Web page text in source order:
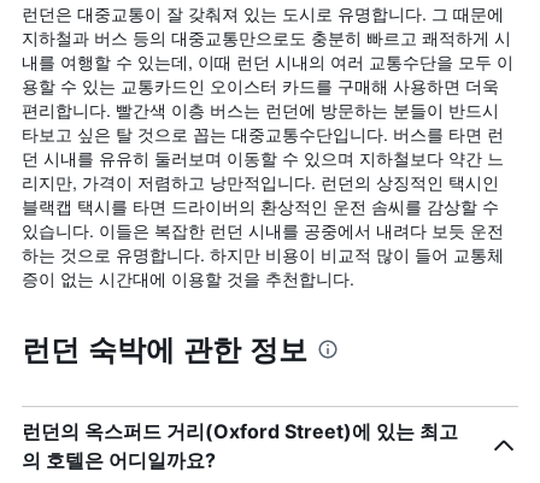
런던은 대중교통이 잘 갖춰져 있는 도시로 유명합니다. 그 때문에
지하철과 버스 등의 대중교통만으로도 충분히 빠르고 쾌적하게 시
내를 여행할 수 있는데, 이때 런던 시내의 여러 교통수단을 모두 이
용할 수 있는 교통카드인 오이스터 카드를 구매해 사용하면 더욱
편리합니다. 빨간색 이층 버스는 런던에 방문하는 분들이 반드시
타보고 싶은 탈 것으로 꼽는 대중교통수단입니다. 버스를 타면 런
던 시내를 유유히 둘러보며 이동할 수 있으며 지하철보다 약간 느
리지만, 가격이 저렴하고 낭만적입니다. 런던의 상징적인 택시인
블랙캡 택시를 타면 드라이버의 환상적인 운전 솜씨를 감상할 수
있습니다. 이들은 복잡한 런던 시내를 공중에서 내려다 보듯 운전
하는 것으로 유명합니다. 하지만 비용이 비교적 많이 들어 교통체
증이 없는 시간대에 이용할 것을 추천합니다.
런던 숙박에 관한 정보
런던의 옥스퍼드 거리(Oxford Street)에 있는 최고
의 호텔은 어디일까요?